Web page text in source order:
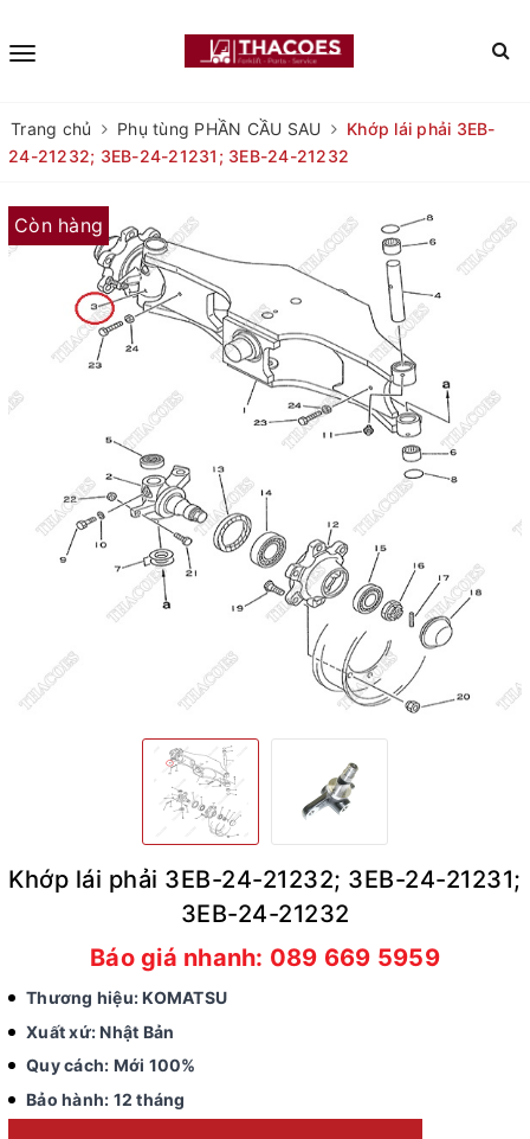
Trang chủ Phụ tùng PHẦN CẦU SAU
Khớp lái phải 3EB-
24-21232; 3EB-24-21231; 3EB-24-21232
Còn hàng
Khớp lái phải 3EB-24-21232; 3EB-24-21231;
3EB-24-21232
Báo giá nhanh: 089 669 5959
Thương hiệu: KOMATSU
Xuất xứ: Nhật Bản
Quy cách: Mới 100%
Bảo hành: 12 tháng